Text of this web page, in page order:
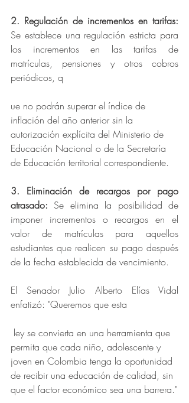
2. Regulación de incrementos en tarifas:
Se establece una regulación estricta para
los incrementos en las tarifas de
matrículas, pensiones y otros cobros
periódicos, q
ue no podrán superar el índice de
inflación del año anterior sin la
autorización explícita del Ministerio de
Educación Nacional o de la Secretaría
de Educación territorial correspondiente.
3. Eliminación de recargos por pago
atrasado: Se elimina la posibilidad de
imponer incrementos o recargos en el
valor de matrículas para aquellos
estudiantes que realicen su pago después
de la fecha establecida de vencimiento.
El Senador Julio Alberto Elías Vidal
enfatizó: "Queremos que esta
permita que cada niño, adolescente y
joven en Colombia tenga la oportunidad
de recibir una educación de calidad, sin
que el factor económico sea una barrera."